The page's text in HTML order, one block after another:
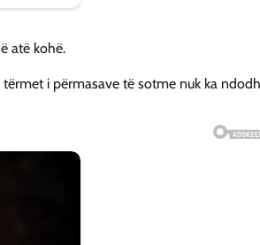
atë kohë.
i përmasave të sotme nuk ka